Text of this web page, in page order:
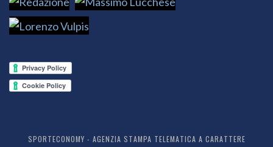
SPORTECONOMY - AGENZIA STAMPA TELEMATICA A CARATTERE